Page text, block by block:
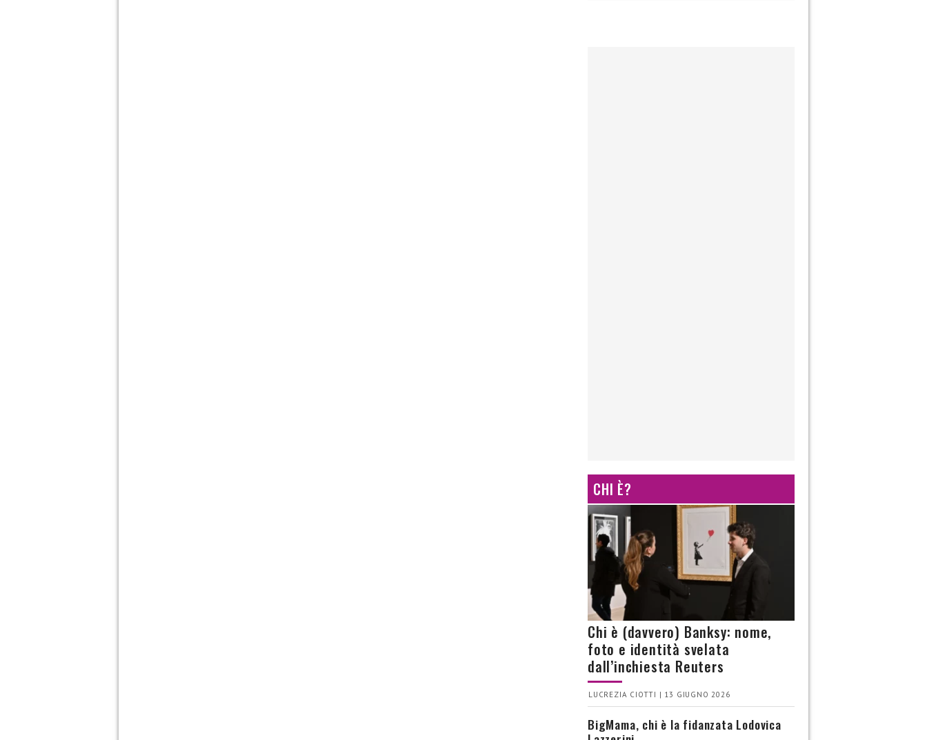
CHI È?
Chi è (davvero) Banksy: nome,
foto e identità svelata
dall’inchiesta Reuters
LUCREZIA CIOTTI | 13 GIUGNO 2026
BigMama, chi è la fidanzata Lodovica